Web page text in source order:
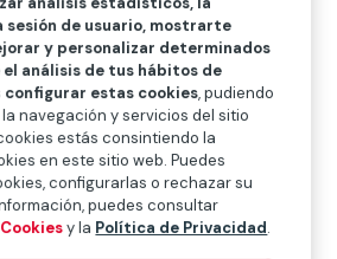
de Guatemala concentra 60
donde miles de familias
de extrema vulnerabilidad.
de usuario, mostrarte
y personalizar determinados
análisis de tus hábitos de
configurar estas cookies, pudiendo
navegación y servicios del sitio
estás consintiendo la
en este sitio web. Puedes
configurarlas o rechazar su
puedes consultar
y la Política de Privacidad.